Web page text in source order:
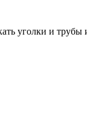
уголки и